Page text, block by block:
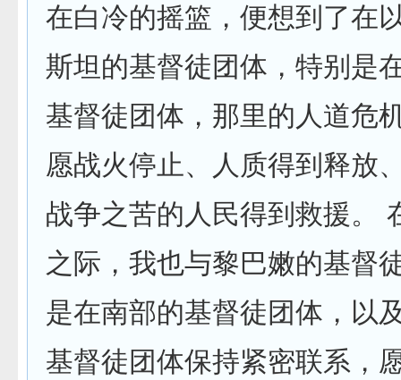
在白冷的摇篮，便想到了在
斯坦的基督徒团体，特别是
基督徒团体，那里的人道危
愿战火停止、人质得到释放
战争之苦的人民得到救援。
之际，我也与黎巴嫩的基督
是在南部的基督徒团体，以
基督徒团体保持紧密联系，